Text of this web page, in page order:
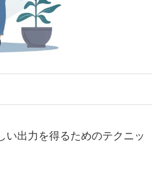
い出力を得るためのテクニッ